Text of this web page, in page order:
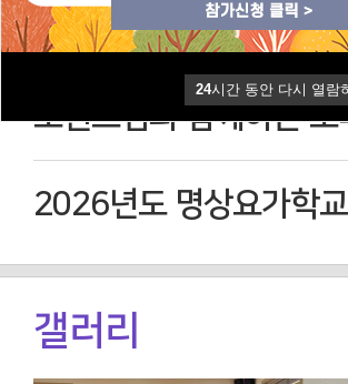
24시간 동안 다시 열람
24시간 동안 다시 열람
8월 명상요가학교 단기
도원스님과 함께하는
2026년도 명상요가학
갤러리